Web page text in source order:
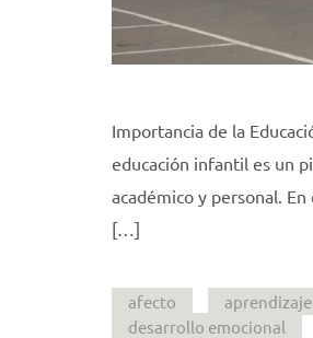
Importancia de la
educación infantil es un
académico y personal.
[…]
afecto
desarrollo emocional